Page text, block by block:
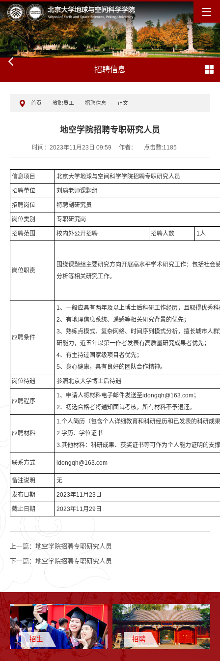
招聘信息
首页 - 教职员工 - 招聘信息 - 正文
地空学院招聘专职研究人员
时间：2023年11月23日 09:59 作者： 点击数:1185
信息项目 北京大学地球与空间科学学院招聘专职研究人员
招聘单位 刘瑜老师课题组
招聘岗位 特聘副研究员
岗位类别 专职研究岗
招聘范围 校内外公开招聘 招聘人数 1人
岗位职责
围绕课题组主要研究方向开展高水平学术研究工作：包括社会
分析等相关研究工作。
应聘条件
1、一般应具有两年及以上博士后科研工作经历，且取得优秀
2、有地理信息系统、遥感等相关研究背景的优先；
3、熟练点模式、复杂网络、时间序列模式分析，擅长城市人
研能力，近五年以第一作者发表有高质量研究成果者优先；
4、有主持过国家级项目者优先；
5、身心健康，具有良好的团队合作精神。
岗位待遇 参照北京大学博士后待遇
应聘程序
1、申请人将材料电子邮件发送至idongqh@163.com；
2、初选合格者将通知面试考核，所有材料不予退还。
应聘材料
1.个人简历（包含个人详细教育和科研经历和已发表的科研成
2.学历、学位证书
3.其他材料：科研成果、获奖证书等可作为个人能力证明的支
联系方式 idongqh@163.com
备注说明 无
发布日期 2023年11月23日
截止日期 2023年11月29日
上一篇： 地空学院招聘专职研究人员
下一篇： 地空学院招聘专职研究人员
招生 招聘